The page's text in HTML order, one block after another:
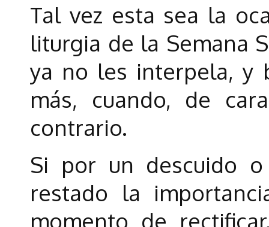
Tal vez esta sea la
liturgia de la Semana
ya no les interpela, y
más, cuando, de
contrario.
Si por un descuido
restado la
momento de